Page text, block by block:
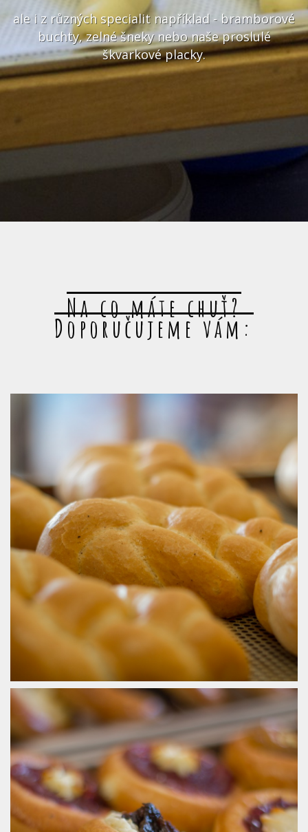
ale i z různých specialit například - bramborové
buchty, zelné šneky nebo naše proslulé
škvarkové placky.
Na co máte chuť?
Doporučujeme vám: